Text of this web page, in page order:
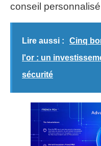
conseil
Lire aussi :
Cinq
l'or : un
sécurité